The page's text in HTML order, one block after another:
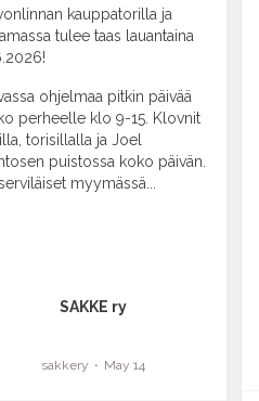
kauppatorilla ja
tulee taas lauantaina
ohjelmaa pitkin päivää
perheelle klo 9-15. Klovnit
torisillalla ja Joel
puistossa koko päivän.
myymässä...
SAKKE ry
sakkery May 14